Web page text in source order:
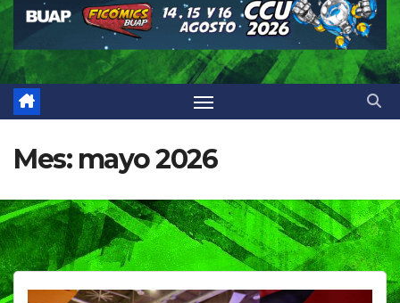
Mes: mayo 2026